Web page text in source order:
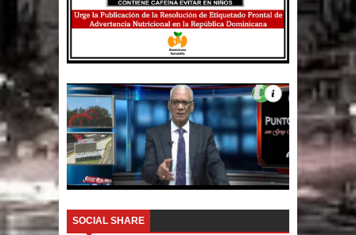
SOCIAL SHARE